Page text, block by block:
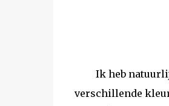
Ik heb
verschillende